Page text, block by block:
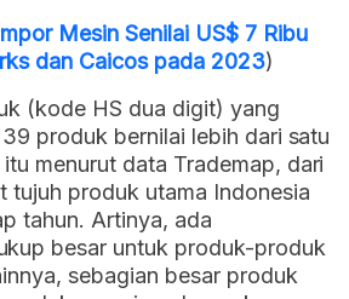
Mesin Senilai US$ 7 Ribu
dan Caicos pada 2023)
(kode HS dua digit) yang
produk bernilai lebih dari satu
itu menurut data Trademap, dari
tujuh produk utama Indonesia
tahun. Artinya, ada
besar untuk produk-produk
sebagian besar produk